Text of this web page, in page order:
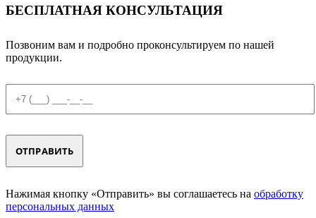
БЕСПЛАТНАЯ КОНСУЛЬТАЦИЯ
Позвоним вам и подробно проконсультируем по нашей
продукции.
Нажимая кнопку «Отправить» вы соглашаетесь на обработку
персональных данных